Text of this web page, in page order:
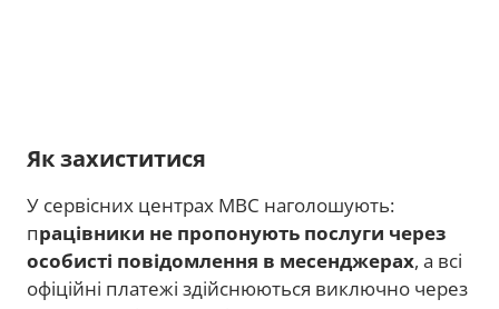
Як захиститися
У сервісних центрах МВС наголошують:
працівники не пропонують послуги через
особисті повідомлення в месенджерах, а всі
офіційні платежі здійснюються виключно через